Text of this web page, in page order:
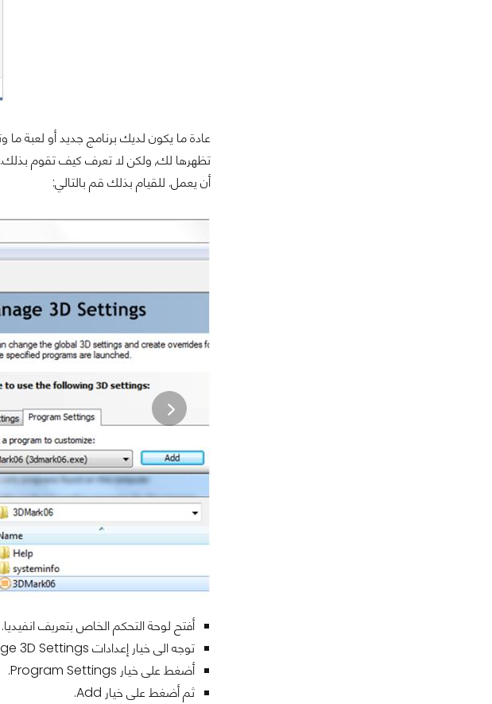
عادة ما يكون لديك برنامج جديد أو لعبة ما
تظهرها لك, ولكن لا تعرف كيف تقوم
أن يعمل. للقيام بذلك قم بالتالي:
أفتح لوحة التحكم الخاص بتعريف انفيديا.
توجه الى خيار إعدادات Manage 3D Settings.
أضغط على خيار Program Settings.
ثم أضغط على خيار Add.